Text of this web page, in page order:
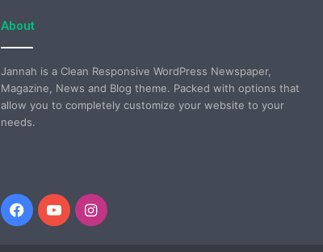
About
Jannah is a Clean Responsive WordPress Newspaper,
Magazine, News and Blog theme. Packed with options that
allow you to completely customize your website to your
needs.
Facebook
YouTubeInstagram